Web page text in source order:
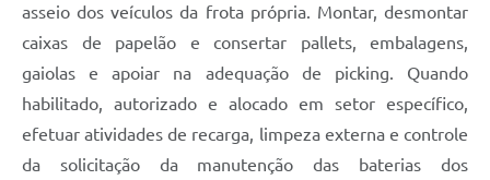
asseio dos veículos da frota própria. Montar, desmontar
caixas de papelão e consertar pallets, embalagens,
gaiolas e apoiar na adequação de picking. Quando
habilitado, autorizado e alocado em setor específico,
efetuar atividades de recarga, limpeza externa e controle
da solicitação da manutenção das baterias dos